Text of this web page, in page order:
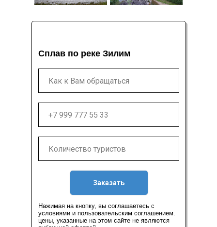
Сплав по реке Зилим
Заказать
Нажимая на кнопку, вы соглашаетесь с
условиями и пользовательским соглашением.
цены, указанные на этом сайте не являются